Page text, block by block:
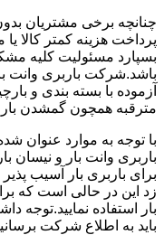
چنانچه برخی مشتریان
پرداخت هزینه کمتر کالا
بسپارد مسئولیت کلیه
باشد.شرکت باربری وانت
آزموده با بسته بندی و
مترقبه همچون گمشدن
با توجه به موارد عنوان
باربری وانت بار و نیسان
برای باربری بار آسیب
زد این در حالی است که
بار استفاده نمایید.توجه
باید به اطلاع شرکت